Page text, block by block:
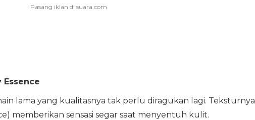
Essence
lama yang kualitasnya tak perlu diragukan lagi. Teksturnya
memberikan sensasi segar saat menyentuh kulit.